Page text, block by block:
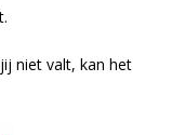
niet valt, kan het